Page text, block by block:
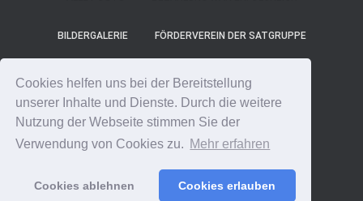
Cookies helfen uns bei der Bereitstellung
unserer Inhalte und Dienste. Durch die weitere
Nutzung der Webseite stimmen Sie der
Verwendung von Cookies zu. Mehr erfahren
Cookies ablehnen Cookies erlauben
BILDERGALERIE FÖRDERVEREIN DER SATGRUPPE
MITGLIEDER PROJEKT-TICKER
SPENDE ONLINE SPENDE UNS EINEN KAFFEE!
Hestia | Entwickelt vonThemeIsle